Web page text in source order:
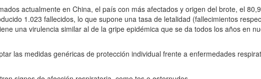
actualmente en China, el país con más afectados y origen del brote, el
1.023 fallecidos, lo que supone una tasa de letalidad (fallecimientos
una virulencia similar al de la gripe epidémica que se da todos los años en
las medidas genéricas de protección individual frente a enfermedades